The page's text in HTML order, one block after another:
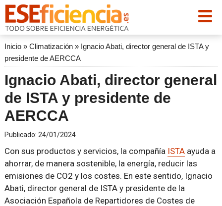
Inicio» Climatización» Ignacio Abati, director general de ISTA y
presidente de AERCCA
Ignacio Abati, director general
de ISTA y presidente de
AERCCA
Publicado: 24/01/2024
Con sus productos y servicios, la compañía ISTAayuda a
ahorrar, de manera sostenible, la energía, reducir las
emisiones de CO2 y los costes. En este sentido, Ignacio
Abati, director general de ISTA y presidente de la
Asociación Española de Repartidores de Costes de